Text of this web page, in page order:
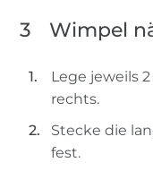
3 Wimpel
Lege jeweils
rechts.
Stecke die
fest.